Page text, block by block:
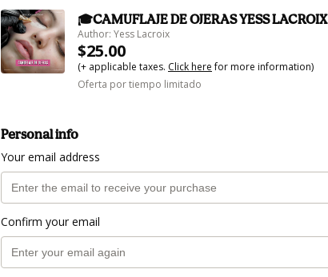
🎓CAMUFLAJE DE OJERAS YESS LACROIX
Author: Yess Lacroix
$25.00
(+ applicable taxes. Click herefor more information)
Oferta por tiempo limitado
Personal info
Your email address
Confirm your email